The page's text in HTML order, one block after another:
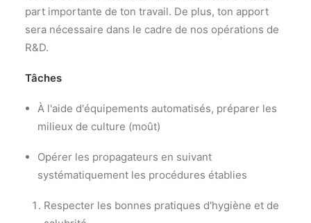
part importante de ton travail. De plus, ton apport
sera nécessaire dans le cadre de nos opérations de
R&D.
Tâches
À l'aide d'équipements automatisés, préparer les
milieux de culture (moût)
Opérer les propagateurs en suivant
systématiquement les procédures établies
Respecter les bonnes pratiques d'hygiène et de